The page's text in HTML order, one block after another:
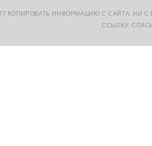
КОПИРОВАТЬ ИНФОРМАЦИЮ С САЙТА. НИ
ССЫЛКУ.